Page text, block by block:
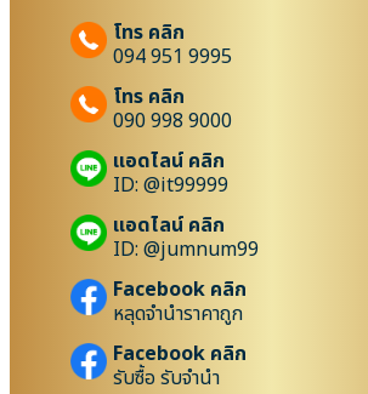
โทร คลิก
094 951 9995
โทร คลิก
090 998 9000
แอดไลน์ คลิก
ID: @it99999
แอดไลน์ คลิก
ID: @jumnum99
Facebook คลิก
หลุดจำนำราคาถูก
Facebook คลิก
รับซื้อ รับจำนำ